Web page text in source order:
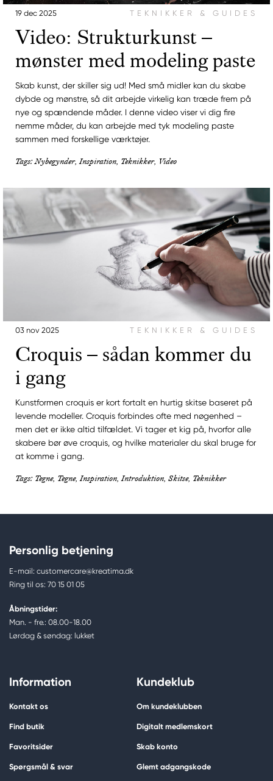
19 dec 2025 TEKNIKKER & GUIDES
Video: Strukturkunst –
mønster med modeling paste
Skab kunst, der skiller sig ud! Med små midler kan du skabe
dybde og mønstre, så dit arbejde virkelig kan træde frem på
nye og spændende måder. I denne video viser vi dig fire
nemme måder, du kan arbejde med tyk modeling paste
sammen med forskellige værktøjer.
Tags: Nybegynder, Inspiration, Teknikker, Video
03 nov 2025 TEKNIKKER & GUIDES
Croquis – sådan kommer du
i gang
Kunstformen croquis er kort fortalt en hurtig skitse baseret på
levende modeller. Croquis forbindes ofte med nøgenhed –
men det er ikke altid tilfældet. Vi tager et kig på, hvorfor alle
skabere bør øve croquis, og hvilke materialer du skal bruge for
at komme i gang.
Tags: Tegne, Tegne, Inspiration, Introduktion, Skitse, Teknikker
Personlig betjening
E-mail: customercare@kreatima.dk
Ring til os: 70 15 01 05
Åbningstider:
Man. - fre.: 08.00-18.00
Lørdag & søndag: lukket
Information
Kontakt os
Find butik
Favoritsider
Spørgsmål & svar
Kundeklub
Om kundeklubben
Digitalt medlemskort
Skab konto
Glemt adgangskode